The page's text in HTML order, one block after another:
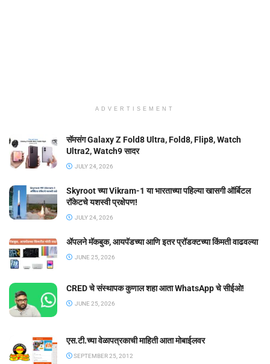
ADVERTISEMENT
सॅमसंग Galaxy Z Fold8 Ultra, Fold8, Flip8, Watch
Ultra2, Watch9 सादर
JULY 24, 2026
Skyroot च्या Vikram-1 या भारताच्या पहिल्या खासगी ऑर्बिटल
रॉकेटचे यशस्वी प्रक्षेपण!
JULY 24, 2026
ॲपलने मॅकबुक, आयपॅडच्या आणि इतर प्रॉडक्टच्या किंमती वाढवल्या
JUNE 25, 2026
CRED चे संस्थापक कुणाल शहा आता WhatsApp चे सीईओ!
JUNE 25, 2026
एस.टी.च्या वेळापत्रकाची माहिती आता मोबाईलवर
SEPTEMBER 25, 2012